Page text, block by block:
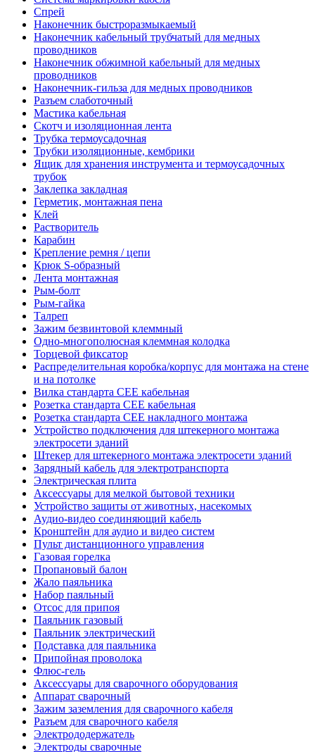
Спрей
Наконечник быстроразмыкаемый
Наконечник кабельный трубчатый для медных
проводников
Наконечник обжимной кабельный для медных
проводников
Наконечник-гильза для медных проводников
Разъем слаботочный
Мастика кабельная
Скотч и изоляционная лента
Трубка термоусадочная
Трубки изоляционные, кембрики
Ящик для хранения инструмента и термоусадочных
трубок
Заклепка закладная
Герметик, монтажная пена
Клей
Растворитель
Карабин
Крепление ремня / цепи
Крюк S-образный
Лента монтажная
Рым-болт
Рым-гайка
Талреп
Зажим безвинтовой клеммный
Одно-многополюсная клеммная колодка
Торцевой фиксатор
Распределительная коробка/корпус для монтажа на стене
и на потолке
Вилка стандарта CEE кабельная
Розетка стандарта СЕЕ кабельная
Розетка стандарта СЕЕ накладного монтажа
Устройство подключения для штекерного монтажа
электросети зданий
Штекер для штекерного монтажа электросети зданий
Зарядный кабель для электротранспорта
Электрическая плита
Аксессуары для мелкой бытовой техники
Устройство защиты от животных, насекомых
Аудио-видео соединяющий кабель
Кронштейн для аудио и видео систем
Пульт дистанционного управления
Газовая горелка
Пропановый балон
Жало паяльника
Набор паяльный
Отсос для припоя
Паяльник газовый
Паяльник электрический
Подставка для паяльника
Припойная проволока
Флюс-гель
Аксессуары для сварочного оборудования
Аппарат сварочный
Зажим заземления для сварочного кабеля
Разъем для сварочного кабеля
Электрододержатель
Электроды сварочные